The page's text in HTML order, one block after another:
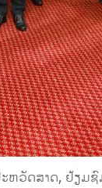
ຫວັດສາດ, ຢ້ຽມ